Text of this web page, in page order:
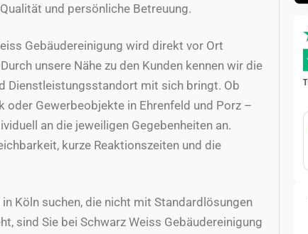
und persönliche Betreuung.
Gebäudereinigung wird direkt vor Ort
unsere Nähe zu den Kunden kennen wir die
Dienstleistungsstandort mit sich bringt. Ob
oder Gewerbeobjekte in Ehrenfeld und Porz –
an die jeweiligen Gegebenheiten an.
kurze Reaktionszeiten und die
Köln suchen, die nicht mit Standardlösungen
sind Sie bei Schwarz Weiss Gebäudereinigung